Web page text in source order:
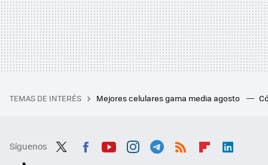
TEMAS DE INTERÉS Mejores celulares gama media agosto
Síguenos